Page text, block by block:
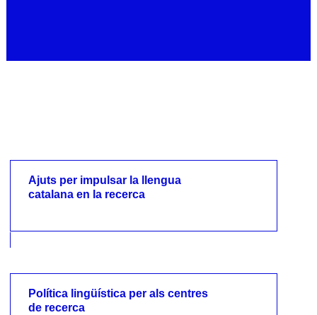
Ajuts per impulsar la llengua
catalana en la recerca
Política lingüística per als centres
de recerca